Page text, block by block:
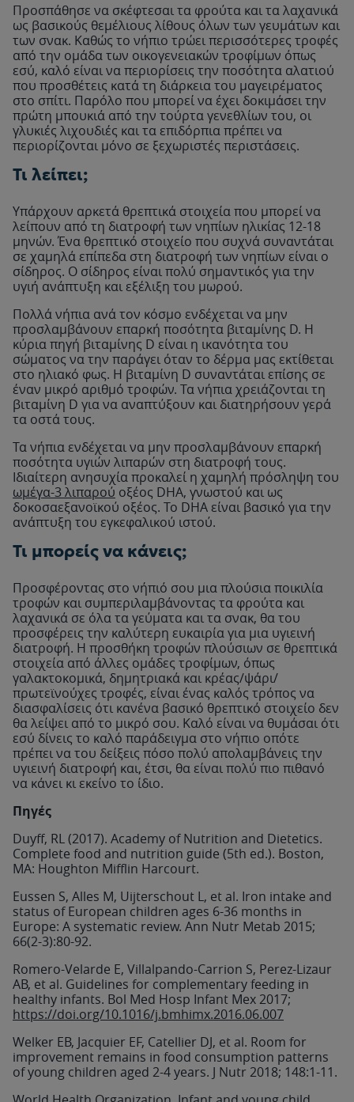
Προσπάθησε να σκέφτεσαι τα φρούτα και τα λαχανικά
ως βασικούς θεμέλιους λίθους όλων των γευμάτων και
των σνακ. Καθώς το νήπιο τρώει περισσότερες τροφές
από την ομάδα των οικογενειακών τροφίμων όπως
εσύ, καλό είναι να περιορίσεις την ποσότητα αλατιού
που προσθέτεις κατά τη διάρκεια του μαγειρέματος
στο σπίτι. Παρόλο που μπορεί να έχει δοκιμάσει την
πρώτη μπουκιά από την τούρτα γενεθλίων του, οι
γλυκιές λιχουδιές και τα επιδόρπια πρέπει να
περιορίζονται μόνο σε ξεχωριστές περιστάσεις.
Τι λείπει;
Υπάρχουν αρκετά θρεπτικά στοιχεία που μπορεί να
λείπουν από τη διατροφή των νηπίων ηλικίας 12-18
μηνών. Ένα θρεπτικό στοιχείο που συχνά συναντάται
σε χαμηλά επίπεδα στη διατροφή των νηπίων είναι ο
σίδηρος. Ο σίδηρος είναι πολύ σημαντικός για την
υγιή ανάπτυξη και εξέλιξη του μωρού.
Πολλά νήπια ανά τον κόσμο ενδέχεται να μην
προσλαμβάνουν επαρκή ποσότητα βιταμίνης D. Η
κύρια πηγή βιταμίνης D είναι η ικανότητα του
σώματος να την παράγει όταν το δέρμα μας εκτίθεται
στο ηλιακό φως. Η βιταμίνη D συναντάται επίσης σε
έναν μικρό αριθμό τροφών. Τα νήπια χρειάζονται τη
βιταμίνη D για να αναπτύξουν και διατηρήσουν γερά
τα οστά τους.
Τα νήπια ενδέχεται να μην προσλαμβάνουν επαρκή
ποσότητα υγιών λιπαρών στη διατροφή τους.
Ιδιαίτερη ανησυχία προκαλεί η χαμηλή πρόσληψη του
ωμέγα-3 λιπαρού οξέος DHA, γνωστού και ως
δοκοσαεξανοϊκού οξέος. Το DHA είναι βασικό για την
ανάπτυξη του εγκεφαλικού ιστού.
Τι μπορείς να κάνεις;
Προσφέροντας στο νήπιό σου μια πλούσια ποικιλία
τροφών και συμπεριλαμβάνοντας τα φρούτα και
λαχανικά σε όλα τα γεύματα και τα σνακ, θα του
προσφέρεις την καλύτερη ευκαιρία για μια υγιεινή
διατροφή. Η προσθήκη τροφών πλούσιων σε θρεπτικά
στοιχεία από άλλες ομάδες τροφίμων, όπως
γαλακτοκομικά, δημητριακά και κρέας/ψάρι/
πρωτεϊνούχες τροφές, είναι ένας καλός τρόπος να
διασφαλίσεις ότι κανένα βασικό θρεπτικό στοιχείο δεν
θα λείψει από το μικρό σου. Καλό είναι να θυμάσαι ότι
εσύ δίνεις το καλό παράδειγμα στο νήπιο οπότε
πρέπει να του δείξεις πόσο πολύ απολαμβάνεις την
υγιεινή διατροφή και, έτσι, θα είναι πολύ πιο πιθανό
να κάνει κι εκείνο το ίδιο.
Πηγές
Duyff, RL (2017). Academy of Nutrition and Dietetics.
Complete food and nutrition guide (5th ed.). Boston,
MA: Houghton Mifflin Harcourt.
Eussen S, Alles M, Uijterschout L, et al. Iron intake and
status of European children ages 6-36 months in
Europe: A systematic review. Ann Nutr Metab 2015;
66(2-3):80-92.
Romero-Velarde E, Villalpando-Carrion S, Perez-Lizaur
AB, et al. Guidelines for complementary feeding in
healthy infants. Bol Med Hosp Infant Mex 2017;
https://doi.org/10.1016/j.bmhimx.2016.06.007
Welker EB, Jacquier EF, Catellier DJ, et al. Room for
improvement remains in food consumption patterns
of young children aged 2-4 years. J Nutr 2018; 148:1-11.